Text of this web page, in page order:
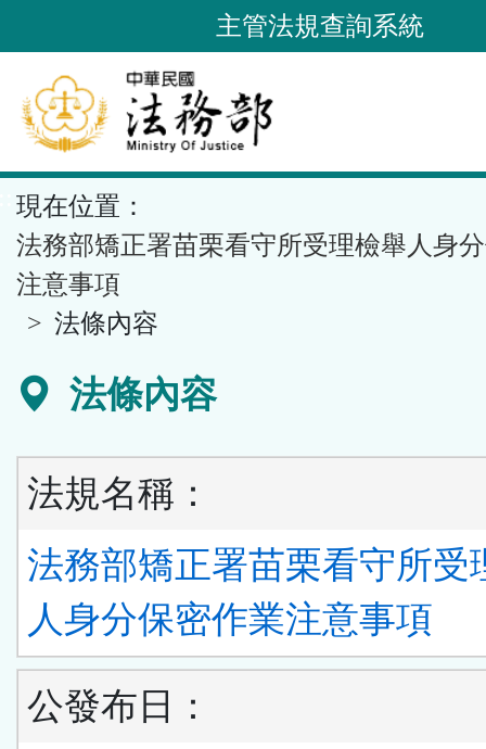
到
要
內
容
區
塊
主管法規查詢系統
現在位置：
法務部矯正署苗栗看守所受理檢舉人身
注意事項
法條內容
法條內容
法規名稱：
法務部矯正署苗栗看守所受
人身分保密作業注意事項
公發布日：